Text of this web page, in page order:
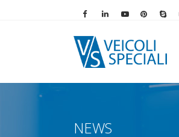
Vai alla pagina
Vai al profilo
Vai al canale
Vai al
NEWS